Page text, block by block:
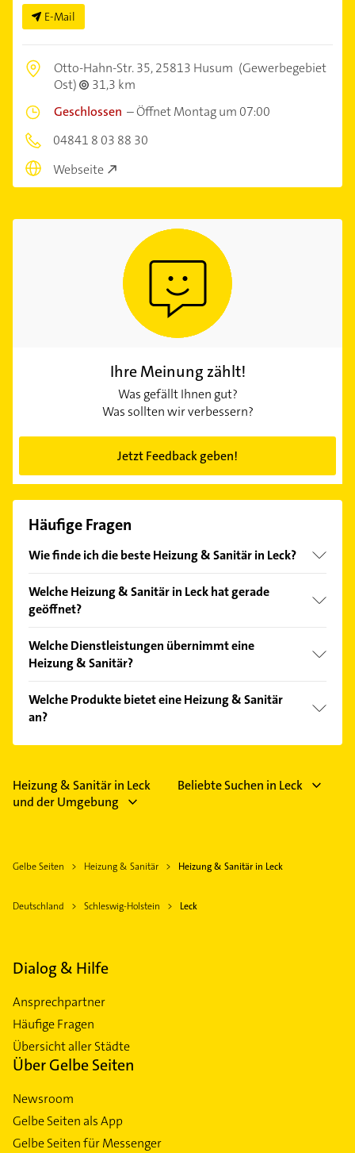
E-Mail
Otto-Hahn-Str. 35,25813 Husum (Gewerbegebiet
Ost)
31,3 km
Geschlossen –Öffnet Montag um 07:00
04841 8 03 88 30
Webseite
Ihre Meinung zählt!
Was gefällt Ihnen gut?
Was sollten wir verbessern?
Jetzt Feedback geben!
Häufige Fragen
Wie finde ich die beste Heizung & Sanitär in Leck?
Kundenmeinungen und profitieren Sie von den
Empfehlungen. Die Suchergebnisse können Sie sich
Welche Heizung & Sanitär in Leck hat gerade
geöffnet?
Bitte beachten Sie, dass diese an Sonn- und
Feiertagen abweichen können.
Welche Dienstleistungen übernimmt eine
Heizung & Sanitär?
Energieberatung, Heizung und Lüftungstechnik.
Welche Produkte bietet eine Heizung & Sanitär
an?
Das Angebot umfasst unter anderem Gasheizungen,
Heizung & Sanitär in Leck
und der Umgebung
Beliebte Suchen in Leck
Gelbe Seiten Heizung & Sanitär Heizung & Sanitär in Leck
Deutschland Schleswig-Holstein Leck
Dialog & Hilfe
Ansprechpartner
Häufige Fragen
Übersicht aller Städte
Über Gelbe Seiten
Newsroom
Gelbe Seiten als App
Gelbe Seiten für Messenger